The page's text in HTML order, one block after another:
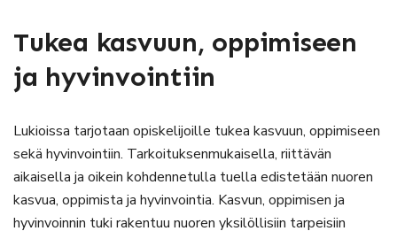
Tukea kasvuun, oppimiseen
ja hyvinvointiin
Lukioissa tarjotaan opiskelijoille tukea kasvuun, oppimiseen
sekä hyvinvointiin. Tarkoituksenmukaisella, riittävän
aikaisella ja oikein kohdennetulla tuella edistetään nuoren
kasvua, oppimista ja hyvinvointia. Kasvun, oppimisen ja
hyvinvoinnin tuki rakentuu nuoren yksilöllisiin tarpeisiin